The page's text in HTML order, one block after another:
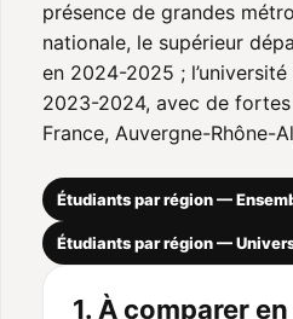
présence de grandes
nationale, le supérieur
en 2024-2025 ;
2023-2024, avec de
France, Auvergne-Rhône-
Étudiants par région —
Étudiants par région —
1. À comparer